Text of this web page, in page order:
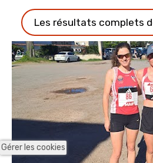
Les résultats complets
Gérer les cookies